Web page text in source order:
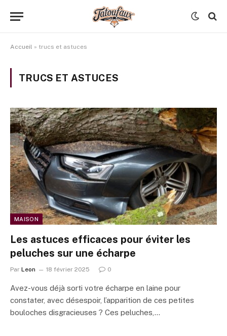
Accueil » trucs et astuces
TRUCS ET ASTUCES
MAISON
Les astuces efficaces pour éviter les
peluches sur une écharpe
Par Leon 18 février 2025 0
Avez-vous déjà sorti votre écharpe en laine pour
constater, avec désespoir, l’apparition de ces petites
bouloches disgracieuses ? Ces peluches,…